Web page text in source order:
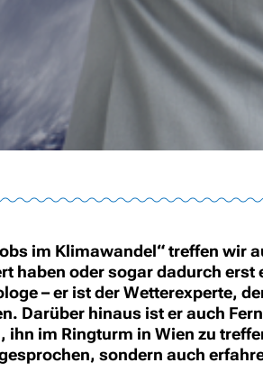
im Klimawandel“ treffen wir
haben oder sogar dadurch
– er ist der Wetterexperte,
Darüber hinaus ist er auch
ihn im Ringturm in Wien zu
sondern auch